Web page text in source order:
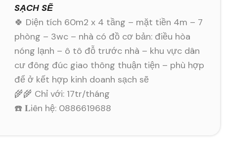
SẠCH SẼ
🍀 Diện tích 60m2 x 4 tầng – mặt tiền 4m – 7
phòng – 3wc – nhà có đồ cơ bản: điều hòa
nóng lạnh – ô tô đỗ trước nhà – khu vực dân
cư đông đúc giao thông thuận tiện – phù hợp
để ở kết hợp kinh doanh sạch sẽ
🌾🌾 Chỉ với: 17tr/tháng
☎️ 𝐋iên hệ: 0886619688